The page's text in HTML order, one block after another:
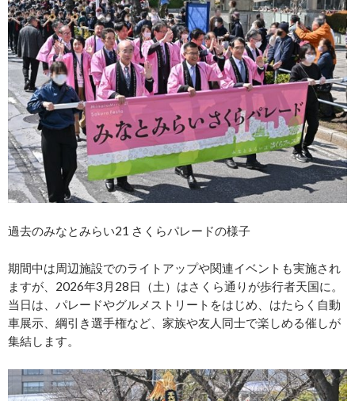
過去のみなとみらい21 さくらパレードの様子
期間中は周辺施設でのライトアップや関連イベントも実施され
ますが、2026年3月28日（土）はさくら通りが歩行者天国に。
当日は、パレードやグルメストリートをはじめ、はたらく自動
車展示、綱引き選手権など、家族や友人同士で楽しめる催しが
集結します。